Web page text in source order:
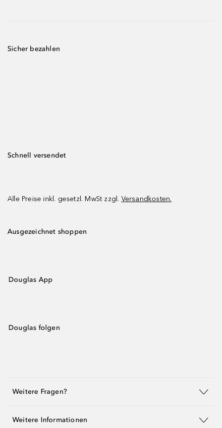
Sicher bezahlen
Schnell versendet
Alle Preise inkl. gesetzl. MwSt zzgl. Versandkosten.
Ausgezeichnet shoppen
Douglas App
Douglas folgen
Weitere Fragen?
Weitere Informationen